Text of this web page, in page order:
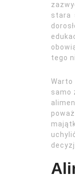
stara
tego
samo